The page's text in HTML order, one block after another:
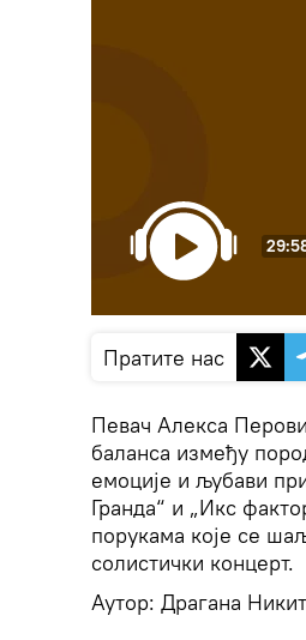
Пратите нас
Певач Алекса
баланса између
емоције и љубави
Гранда“ и „Икс
порукама које се
солистички концерт.
Аутор: Драгана